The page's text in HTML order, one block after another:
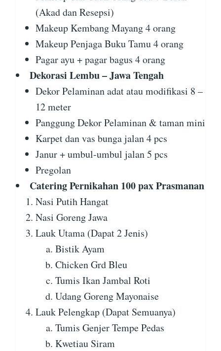
(Akad dan Resepsi)
Makeup Kembang Mayang 4 orang
Makeup Penjaga Buku Tamu 4 orang
Pagar ayu + pagar bagus 4 orang
Dekorasi Lembu – Jawa Tengah
Dekor Pelaminan adat atau modifikasi 8 –
12 meter
Panggung Dekor Pelaminan & taman mini
Karpet dan vas bunga jalan 4 pcs
Janur + umbul-umbul jalan 5 pcs
Pregolan
Catering Pernikahan 100 pax Prasmanan
Nasi Putih Hangat
Nasi Goreng Jawa
Lauk Utama (Dapat 2 Jenis)
Bistik Ayam
Chicken Grd Bleu
Tumis Ikan Jambal Roti
Udang Goreng Mayonaise
Lauk Pelengkap (Dapat Semuanya)
Tumis Genjer Tempe Pedas
Kwetiau Siram